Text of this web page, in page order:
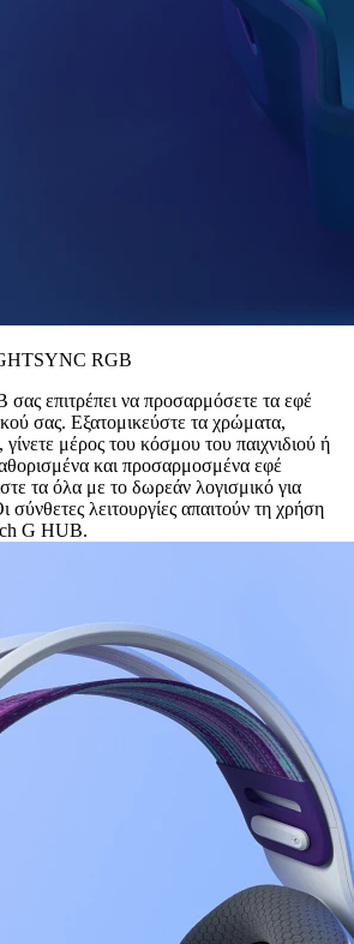
RGB
επιτρέπει να προσαρμόσετε τα εφέ
σας. Εξατομικεύστε τα χρώματα,
γίνετε μέρος του κόσμου του παιχνιδιού ή
και προσαρμοσμένα εφέ
τα όλα με το δωρεάν λογισμικό για
λειτουργίες απαιτούν τη χρήση
G HUB.